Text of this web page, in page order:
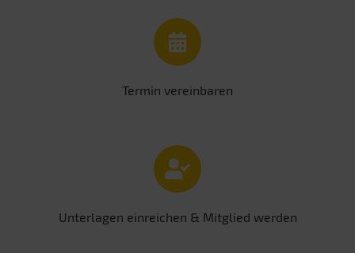
Termin vereinbaren
Unterlagen einreichen & Mitglied werden